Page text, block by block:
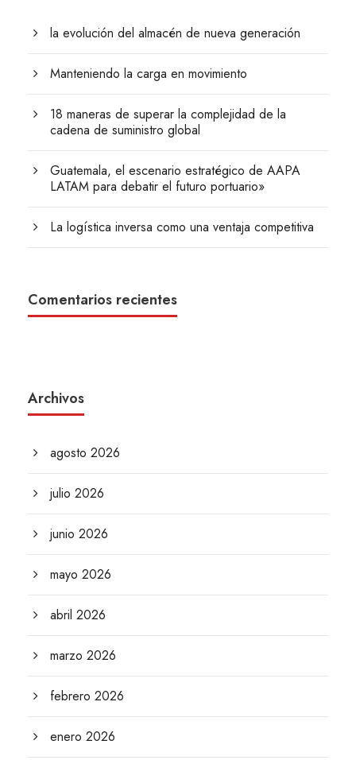
la evolución del almacén de nueva generación
Manteniendo la carga en movimiento
18 maneras de superar la complejidad de la
cadena de suministro global
Guatemala, el escenario estratégico de AAPA
LATAM para debatir el futuro portuario»
La logística inversa como una ventaja competitiva
Comentarios recientes
Archivos
agosto 2026
julio 2026
junio 2026
mayo 2026
abril 2026
marzo 2026
febrero 2026
enero 2026